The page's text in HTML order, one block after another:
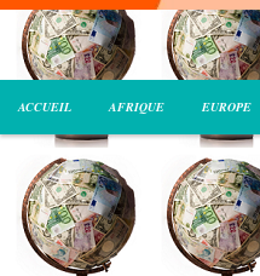
ACCUEIL AFRIQUE EUROPE